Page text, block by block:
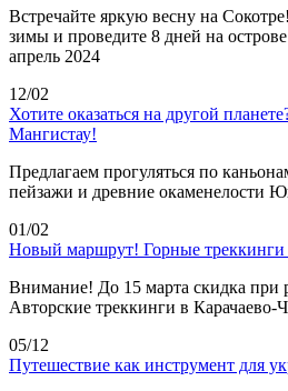
Встречайте яркую весну на
зимы и проведите 8 дней на
апрель 2024
12/02
Хотите оказаться на другой
Мангистау!
Предлагаем прогуляться по
пейзажи и древние окаменелости
01/02
Новый маршрут! Горные треккинги
Внимание! До 15 марта скидка при
Авторские треккинги в Карачаево-
05/12
Путешествие как инструмент для